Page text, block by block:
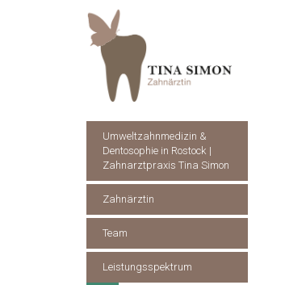
Umweltzahnmedizin &
Dentosophie in Rostock |
Zahnarztpraxis Tina Simon
Zahnärztin
Team
Leistungsspektrum